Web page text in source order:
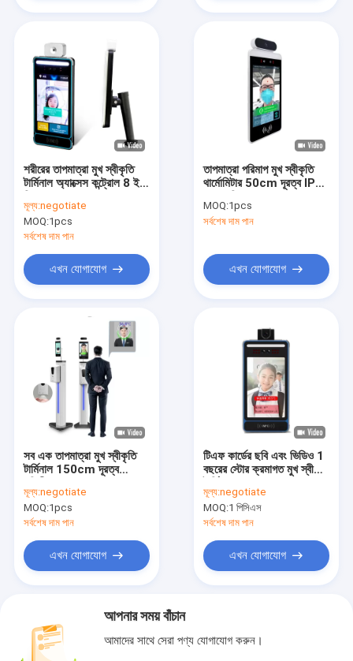
শরীরের তাপমাত্রা মুখ স্বীকৃতি
টার্মিনাল অ্যাক্সেস কন্ট্রোল 8 ইঞ্চি
মূল্য:negotiate
MOQ:1pcs
সর্বশেষ দাম পান
এখন যোগাযোগ
তাপমাত্রা পরিমাপ মুখ স্বীকৃতি
থার্মোমিটার 50cm দূরত্ব IP65
MOQ:1pcs
সর্বশেষ দাম পান
এখন যোগাযোগ
সব এক তাপমাত্রা মুখ স্বীকৃতি
টার্মিনাল 150cm দূরত্ব
মূল্য:negotiate
MOQ:1pcs
সর্বশেষ দাম পান
এখন যোগাযোগ
টিএফ কার্ডের ছবি এবং ভিডিও 1
বছরের স্টোর ক্রমাগত মুখ স্বীকৃতি
মূল্য:negotiate
MOQ:1 পিসিএস
সর্বশেষ দাম পান
এখন যোগাযোগ
আপনার সময় বাঁচান
আমাদের সাথে সেরা পণ্য যোগাযোগ করুন।